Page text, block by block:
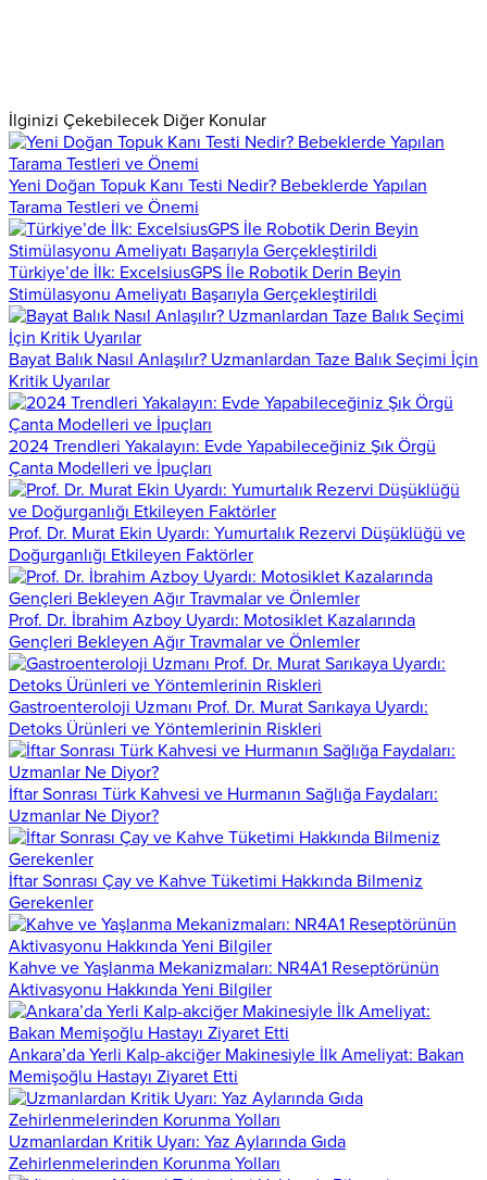
İlginizi Çekebilecek Diğer Konular
Yeni Doğan Topuk Kanı Testi Nedir? Bebeklerde Yapılan
Tarama Testleri ve Önemi
Türkiye’de İlk: ExcelsiusGPS İle Robotik Derin Beyin
Stimülasyonu Ameliyatı Başarıyla Gerçekleştirildi
Bayat Balık Nasıl Anlaşılır? Uzmanlardan Taze Balık Seçimi İçin
Kritik Uyarılar
2024 Trendleri Yakalayın: Evde Yapabileceğiniz Şık Örgü
Çanta Modelleri ve İpuçları
Prof. Dr. Murat Ekin Uyardı: Yumurtalık Rezervi Düşüklüğü ve
Doğurganlığı Etkileyen Faktörler
Prof. Dr. İbrahim Azboy Uyardı: Motosiklet Kazalarında
Gençleri Bekleyen Ağır Travmalar ve Önlemler
Gastroenteroloji Uzmanı Prof. Dr. Murat Sarıkaya Uyardı:
Detoks Ürünleri ve Yöntemlerinin Riskleri
İftar Sonrası Türk Kahvesi ve Hurmanın Sağlığa Faydaları:
Uzmanlar Ne Diyor?
İftar Sonrası Çay ve Kahve Tüketimi Hakkında Bilmeniz
Gerekenler
Kahve ve Yaşlanma Mekanizmaları: NR4A1 Reseptörünün
Aktivasyonu Hakkında Yeni Bilgiler
Ankara’da Yerli Kalp-akciğer Makinesiyle İlk Ameliyat: Bakan
Memişoğlu Hastayı Ziyaret Etti
Uzmanlardan Kritik Uyarı: Yaz Aylarında Gıda
Zehirlenmelerinden Korunma Yolları